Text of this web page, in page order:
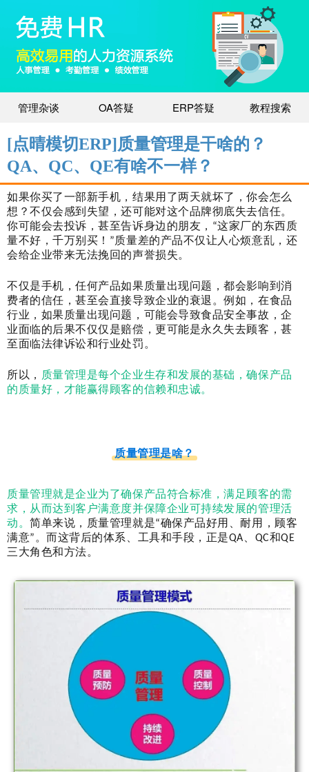
管理杂谈 OA答疑 ERP答疑 教程搜索
[点晴模切ERP]质量管理是干啥的？
QA、QC、QE有啥不一样？
如果你买了一部新手机，结果用了两天就坏了，你会怎么
想？不仅会感到失望，还可能对这个品牌彻底失去信任。
你可能会去投诉，甚至告诉身边的朋友，“这家厂的东西质
量不好，千万别买！”质量差的产品不仅让人心烦意乱，还
会给企业带来无法挽回的声誉损失。
不仅是手机，任何产品如果质量出现问题，都会影响到消
费者的信任，甚至会直接导致企业的衰退。例如，在食品
行业，如果质量出现问题，可能会导致食品安全事故，企
业面临的后果不仅仅是赔偿，更可能是永久失去顾客，甚
至面临法律诉讼和行业处罚。
所以， 质量管理是每个企业生存和发展的基础，确保产品
的质量好，才能赢得顾客的信赖和忠诚。
质量管理是啥？
质量管理就是企业为了确保产品符合标准，满足顾客的需
求，从而达到客户满意度并保障企业可持续发展的管理活
动。简单来说，质量管理就是“确保产品好用、耐用，顾客
满意”。而这背后的体系、工具和手段，正是QA、QC和QE
三大角色和方法。